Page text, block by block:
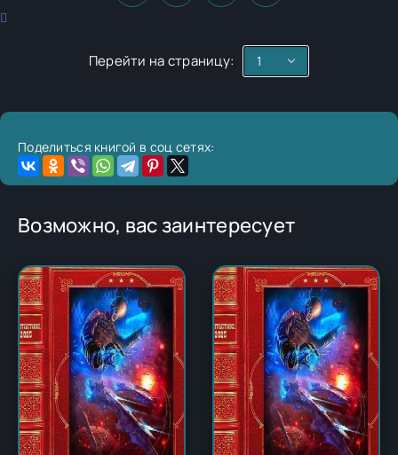
Перейти на страницу:
Поделиться книгой в соц сетях:
Возможно, вас заинтересует